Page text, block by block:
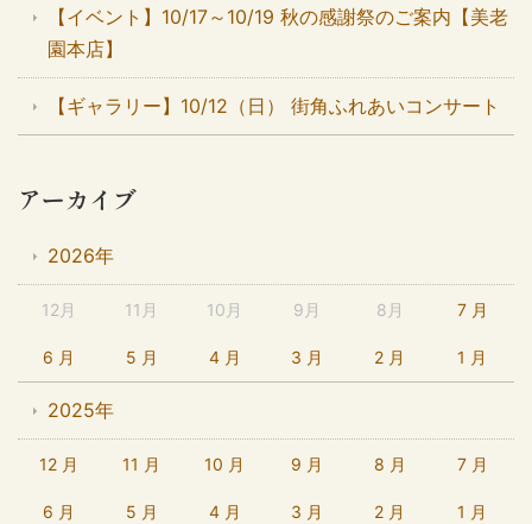
【イベント】10/17～10/19 秋の感謝祭のご案内【美老
園本店】
【ギャラリー】10/12（日） 街角ふれあいコンサート
アーカイブ
2026年
12月 11月 10月 9月 8月 7 月
6 月 5 月 4 月 3 月 2 月 1 月
2025年
12 月 11 月 10 月 9 月 8 月 7 月
6 月 5 月 4 月 3 月 2 月 1 月